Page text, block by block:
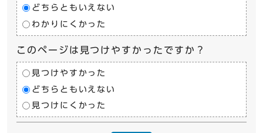
どちらともいえない
わかりにくかった
このページは見つけやすかったですか？
見つけやすかった
どちらともいえない
見つけにくかった